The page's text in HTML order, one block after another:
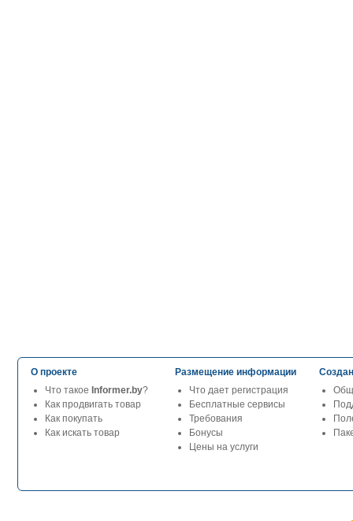
О проекте
Что такое Informer.by?
Как продвигать товар
Как покупать
Как искать товар
Размещение информации
Что дает регистрация
Бесплатные сервисы
Требования
Бонусы
Цены на услуги